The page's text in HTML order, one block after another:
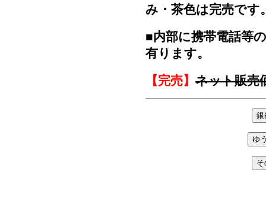
み・茶色は完売です
■内部に携帯電話等
有ります。
【完売】 ネット販売